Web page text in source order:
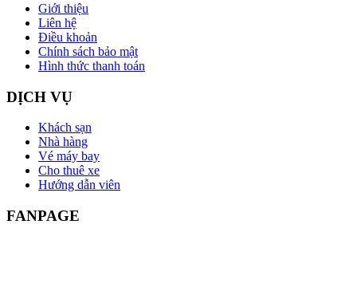
Giới thiệu
Liên hệ
Điều khoản
Chính sách bảo mật
Hình thức thanh toán
DỊCH VỤ
Khách sạn
Nhà hàng
Vé máy bay
Cho thuê xe
Hướng dẫn viên
FANPAGE